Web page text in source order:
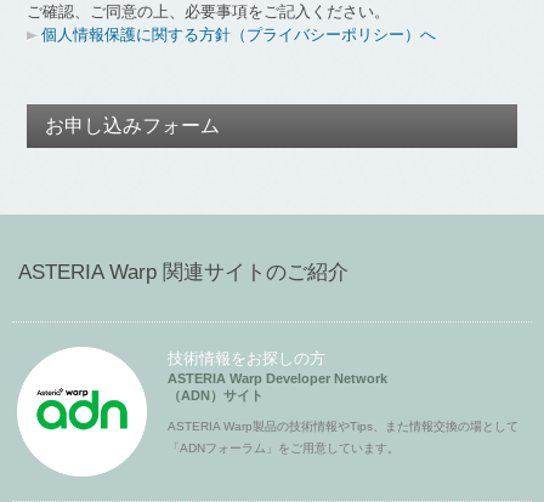
ご確認、ご同意の上、必要事項をご記入ください。
個人情報保護に関する方針（プライバシーポリシー）へ
お申し込みフォーム
ASTERIA Warp 関連サイトのご紹介
技術情報をお探しの方
ASTERIA Warp Developer Network
（ADN）サイト
ASTERIA Warp製品の技術情報やTips、また情報交換の場として
「ADNフォーラム」をご用意しています。